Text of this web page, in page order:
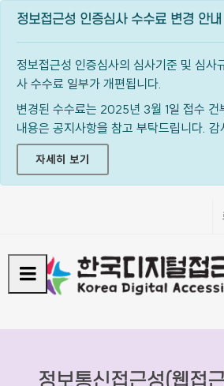
정보접근성 인증심사 수수료 변경 안내
정보접근성 인증심사의 심사기준 및 심사
사 수수료 일부가 개편됩니다.
변경된 수수료는 2025년 3월 1일 접수 건
내용은 공지사항을 참고 부탁드립니다. 감
자세히 보기
정보통신접근성(웹접